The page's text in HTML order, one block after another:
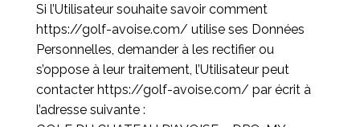
Si l’Utilisateur souhaite savoir comment
https://golf-avoise.com/ utilise ses Données
Personnelles, demander à les rectifier ou
s’oppose à leur traitement, l’Utilisateur peut
contacter https://golf-avoise.com/ par écrit à
l’adresse suivante :